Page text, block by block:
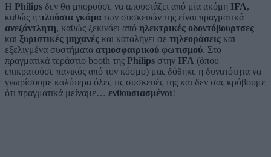
H Philips δεν θα μπορούσε να απουσιάζει από μία ακόμη IFA,
καθώς η πλούσια γκάμα των συσκευών της είναι πραγματικά
ανεξάντλητη, καθώς ξεκινάει από ηλεκτρικές οδοντόβουρτσες
και ξυριστικές μηχανές και καταλήγει σε τηλεοράσεις και
εξελιγμένα συστήματα ατμοσφαιρικού φωτισμού. Στο
πραγματικά τεράστιο booth της Philips στην IFA (όπου
επικρατούσε πανικός από τον κόσμο) μας δόθηκε η δυνατότητα να
γνωρίσουμε καλύτερα όλες τις συσκευές της και δεν σας κρύβουμε
ότι πραγματικά μείναμε… ενθουσιασμένοι!